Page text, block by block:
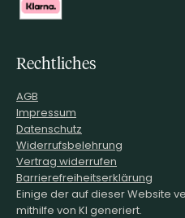
Rechtliches
AGB
Impressum
Datenschutz
Widerrufsbelehrung
Vertrag widerrufen
Barrierefreiheitserklärung
Einige der auf dieser Website
mithilfe von KI generiert.